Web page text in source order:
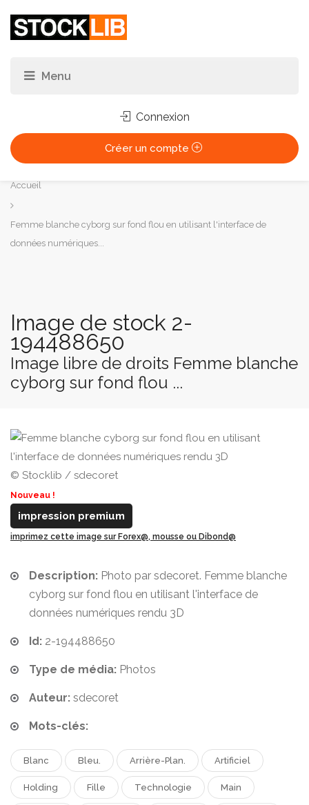
Connexion
Créer un compte
Vous
êtes
ici :
Accueil
Femme blanche cyborg sur fond flou en utilisant l'interface de
données numériques...
Image de stock 2-
194488650
Image libre de droits Femme blanche
cyborg sur fond flou ...
© Stocklib / sdecoret
Nouveau !
impression premium
imprimez cette image sur Forex@, mousse ou Dibond@
Description: Photo par sdecoret. Femme blanche
cyborg sur fond flou en utilisant l'interface de
données numériques rendu 3D
Id: 2-194488650
Type de média: Photos
Auteur: sdecoret
Mots-clés:
Blanc Bleu. Arrière-Plan. Artificiel
Holding Fille Technologie Main